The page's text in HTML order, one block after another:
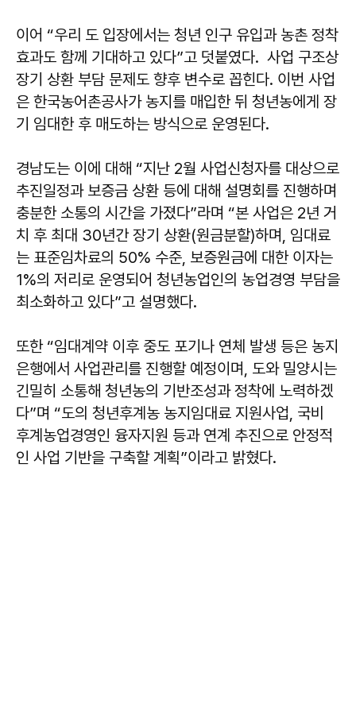
이어 “우리 도 입장에서는 청년 인구 유입과 농촌 정착
효과도 함께 기대하고 있다”고 덧붙였다. 사업 구조상
장기 상환 부담 문제도 향후 변수로 꼽힌다. 이번 사업
은 한국농어촌공사가 농지를 매입한 뒤 청년농에게 장
기 임대한 후 매도하는 방식으로 운영된다.
경남도는 이에 대해 “지난 2월 사업신청자를 대상으로
추진일정과 보증금 상환 등에 대해 설명회를 진행하며
충분한 소통의 시간을 가졌다”라며 “본 사업은 2년 거
치 후 최대 30년간 장기 상환(원금분할)하며, 임대료
는 표준임차료의 50% 수준, 보증원금에 대한 이자는
1%의 저리로 운영되어 청년농업인의 농업경영 부담을
최소화하고 있다”고 설명했다.
또한 “임대계약 이후 중도 포기나 연체 발생 등은 농지
은행에서 사업관리를 진행할 예정이며, 도와 밀양시는
긴밀히 소통해 청년농의 기반조성과 정착에 노력하겠
다”며 “도의 청년후계농 농지임대료 지원사업, 국비
후계농업경영인 융자지원 등과 연계 추진으로 안정적
인 사업 기반을 구축할 계획”이라고 밝혔다.